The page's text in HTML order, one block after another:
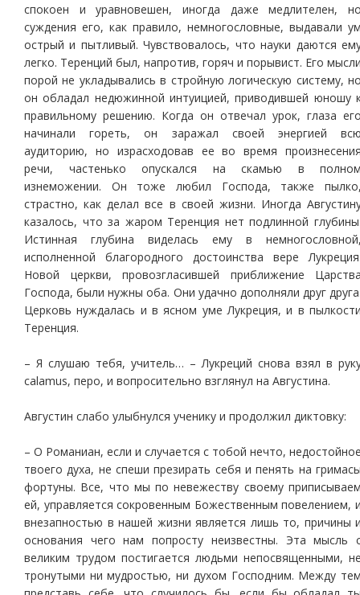
спокоен и уравновешен, иногда даже медлителен,
суждения его, как правило, немногословные, выдавали
острый и пытливый. Чувствовалось, что науки даются
легко. Теренций был, напротив, горяч и порывист. Его
порой не укладывались в стройную логическую систему,
он обладал недюжинной интуицией, приводившей юношу
правильному решению. Когда он отвечал урок, глаза
начинали гореть, он заражал своей энергией
аудиторию, но израсходовав ее во время
речи, частенько опускался на скамью в
изнеможении. Он тоже любил Господа, также
страстно, как делал все в своей жизни. Иногда
казалось, что за жаром Теренция нет подлинной
Истинная глубина виделась ему в
исполненной благородного достоинства вере
Новой церкви, провозгласившей приближение
Господа, были нужны оба. Они удачно дополняли друг
Церковь нуждалась и в ясном уме Лукреция, и в
Теренция.
– Я слушаю тебя, учитель… – Лукреций снова взял в
calamus, перо, и вопросительно взглянул на Августина.
Августин слабо улыбнулся ученику и продолжил диктовку:
– О Романиан, если и случается с тобой нечто,
твоего духа, не спеши презирать себя и пенять на
фортуны. Все, что мы по невежеству своему
ей, управляется сокровенным Божественным повелением,
внезапностью в нашей жизни является лишь то, причины
основания чего нам попросту неизвестны. Эта мысль
великим трудом постигается людьми непосвященными,
тронутыми ни мудростью, ни духом Господним. Между